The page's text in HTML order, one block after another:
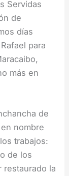
Servidas
de
días
para
más en
de
nombre
trabajos:
de los
restaurado la